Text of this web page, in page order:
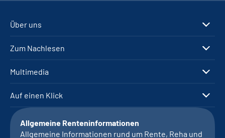
Über uns
Zum Nachlesen
Multimedia
Auf einen Klick
Allgemeine Renteninformationen
Allgemeine Informationen rund um Rente, Reha und